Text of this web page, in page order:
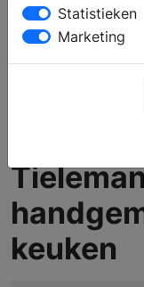
keuken
Statistieken
Marketing